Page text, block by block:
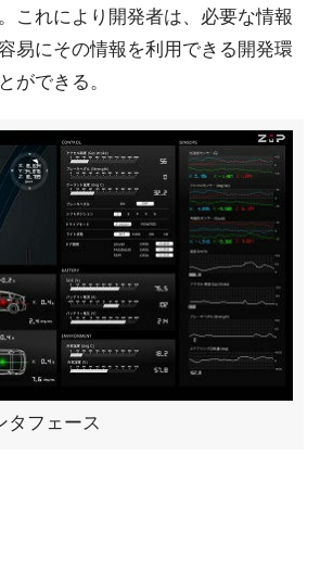
これにより開発者は、必要な情報
易にその情報を利用できる開発環
ができる。
タフェース